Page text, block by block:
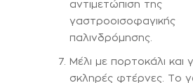
αντιμετώπιση της
γαστροοισοφαγικής
παλινδρόμησης.
Μέλι με πορτοκάλι και
σκληρές φτέρνες. Το